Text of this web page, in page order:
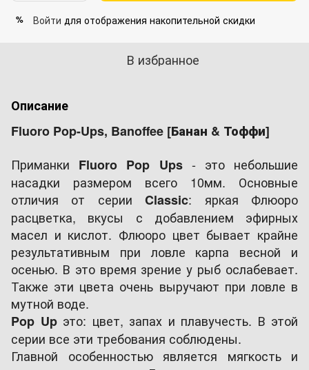
% Войти для отображения накопительной скидки
В избранное
Описание
Fluoro Pop-Ups, Banoffee [Банан & Тоффи]
Приманки Fluoro Pop Ups- это небольшие
насадки размером всего 10мм. Основные
отличия от серииClassic: яркая Флюоро
расцветка, вкусы с добавлением эфирных
масел и кислот. Флюоро цвет бывает крайне
результативным при ловле карпа весной и
осенью. В это время зрение у рыб ослабевает.
Также эти цвета очень выручают при ловле в
мутной воде.
Pop Upэто: цвет, запах и плавучесть. В этой
серии все эти требования соблюдены.
Главной особенностью является мягкость и